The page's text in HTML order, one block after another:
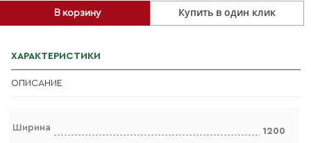
В корзину Купить в один клик
ХАРАКТЕРИСТИКИ
ОПИСАНИЕ
Ширина
1200